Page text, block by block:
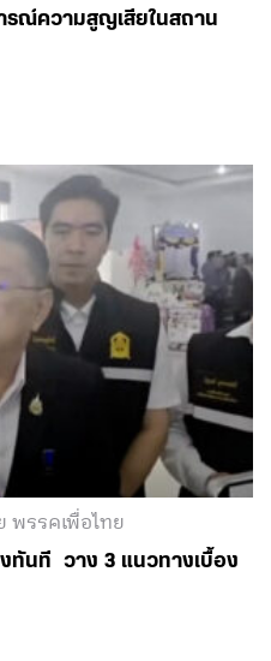
รณ์ความสูญเสียในสถาน
พรรคเพื่อไทย
ทันที วาง 3 แนวทางเบื้อง